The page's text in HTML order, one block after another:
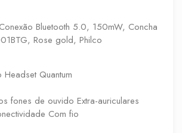
Bluetooth 5.0, 150mW, Concha
Rose gold, Philco
Quantum
fones de ouvido Extra-auriculares
Com fio